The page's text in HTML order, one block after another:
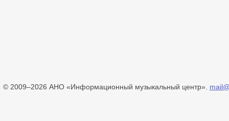
© 2009–2026 АНО «Информационный музыкальный центр».